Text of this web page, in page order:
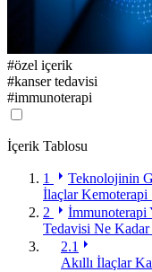
#özel içerik
#kanser tedavisi
#immunoterapi
İçerik Tablosu
1
Teknolojinin
İlaçlar Kemoterapi
2
İmmunoterapi
Tedavisi Ne Kadar
2.1
Akıllı İlaçlar